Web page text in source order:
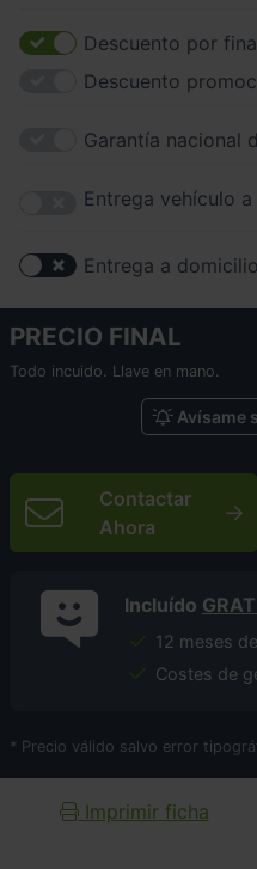
Descuento por
Descuento
Garantía nacional
Entrega vehículo
Entrega a domicilio
PRECIO FINAL
Todo incuido. Llave en mano.
Avísame
Contactar
Ahora
Incluído
12 meses
Costes de
* Precio válido salvo error
Imprimir ficha